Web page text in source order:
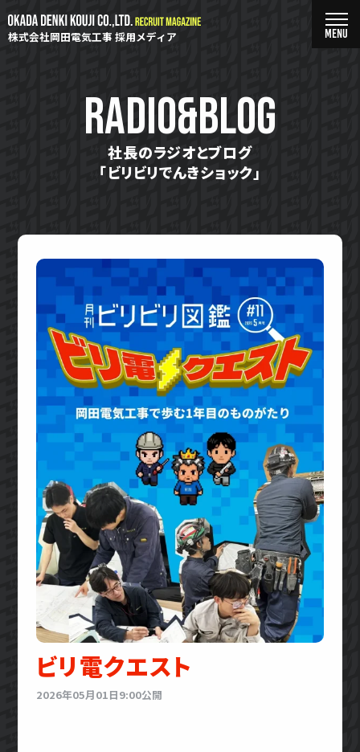
株式会社岡田電気工事 採用メディア
RADIO&BLOG
社長のラジオとブログ
「ビリビリでんきショック」
ビリ電クエスト
2026年05月01日9:00公開